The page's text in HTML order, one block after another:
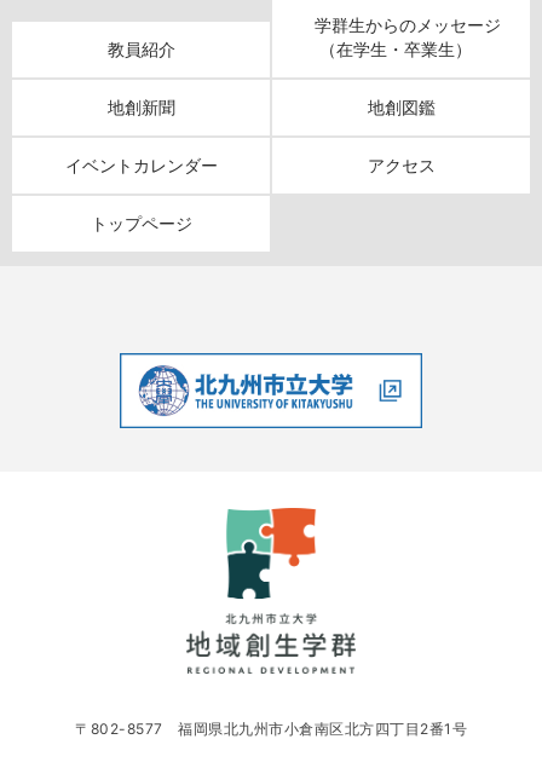
教員紹介
学群生からのメッセージ
（在学生・卒業生）
地創新聞 地創図鑑
イベントカレンダー アクセス
トップページ
〒802-8577 福岡県北九州市小倉南区北方四丁目2番1号